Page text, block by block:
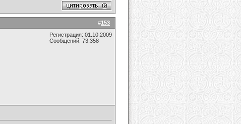
#153
Регистрация: 01.10.2009
Сообщений: 73,358